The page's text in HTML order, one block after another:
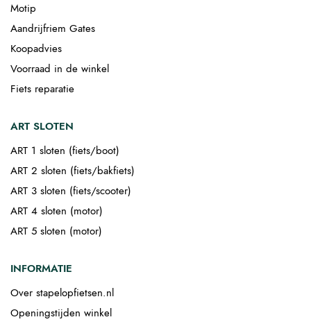
Motip
Aandrijfriem Gates
Koopadvies
Voorraad in de winkel
Fiets reparatie
ART SLOTEN
ART 1 sloten (fiets/boot)
ART 2 sloten (fiets/bakfiets)
ART 3 sloten (fiets/scooter)
ART 4 sloten (motor)
ART 5 sloten (motor)
INFORMATIE
Over stapelopfietsen.nl
Openingstijden winkel